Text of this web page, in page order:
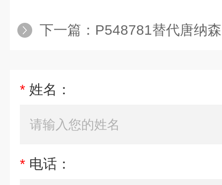
下一篇： P548781替代唐纳
* 姓名：
* 电话：